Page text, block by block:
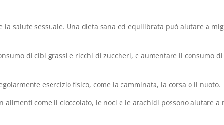
salute sessuale. Una dieta sana ed equilibrata può aiutare a
di cibi grassi e ricchi di zuccheri, e aumentare il consumo
esercizio fisico, come la camminata, la corsa o il nuoto.
come il cioccolato, le noci e le arachidi possono aiutare a